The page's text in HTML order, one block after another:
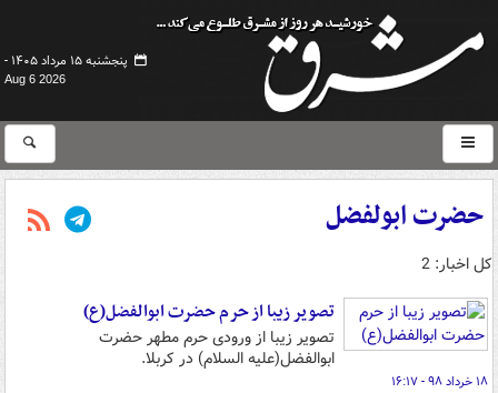
پنجشنبه ۱۵ مرداد ۱۴۰۵ -
Aug 6 2026
حضرت ابولفضل
کل اخبار: 2
تصویر زیبا از حرم حضرت ابوالفضل(ع)
تصویر زیبا از ورودی حرم مطهر حضرت
ابوالفضل(علیه السلام) در کربلا.
۱۸ خرداد ۹۸ - ۱۶:۱۷